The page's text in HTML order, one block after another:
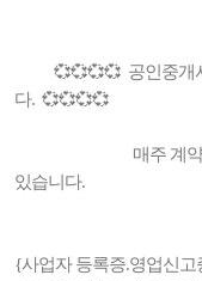
💞💞💞💞 공인중개사
다. 💞💞💞💞
매주 계약을 써서
있습니다.
{사업자 등록증.영업신고